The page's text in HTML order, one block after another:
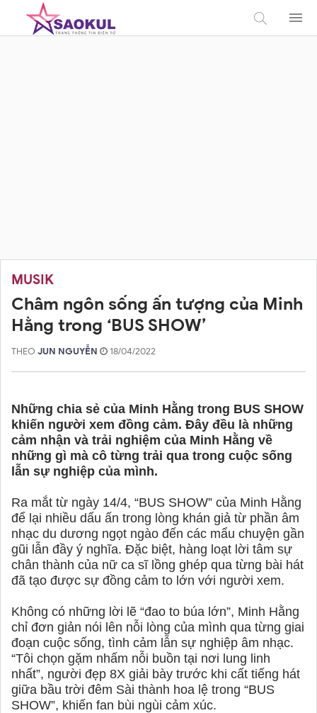
MUSIK
Châm ngôn sống ấn tượng của Minh
Hằng trong ‘BUS SHOW’
THEO JUN NGUYỄN 18/04/2022
Những chia sẻ của Minh Hằng trong BUS SHOW
khiến người xem đồng cảm. Đây đều là những
cảm nhận và trải nghiệm của Minh Hằng về
những gì mà cô từng trải qua trong cuộc sống
lẫn sự nghiệp của mình.
Ra mắt từ ngày 14/4, “BUS SHOW” của Minh Hằng
để lại nhiều dấu ấn trong lòng khán giả từ phần âm
nhạc du dương ngọt ngào đến các mẩu chuyện gần
gũi lẫn đầy ý nghĩa. Đặc biệt, hàng loạt lời tâm sự
chân thành của nữ ca sĩ lồng ghép qua từng bài hát
đã tạo được sự đồng cảm to lớn với người xem.
Không có những lời lẽ “đao to búa lớn”, Minh Hằng
chỉ đơn giản nói lên nỗi lòng của mình qua từng giai
đoạn cuộc sống, tình cảm lẫn sự nghiệp âm nhạc.
“Tôi chọn gặm nhấm nỗi buồn tại nơi lung linh
nhất”, người đẹp 8X giải bày trước khi cất tiếng hát
giữa bầu trời đêm Sài thành hoa lệ trong “BUS
SHOW”, khiến fan bùi ngùi cảm xúc.